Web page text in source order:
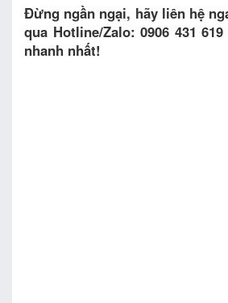
Đừng ngần ngại, hãy liên hệ
qua Hotline/Zalo: 0906 431
nhanh nhất!